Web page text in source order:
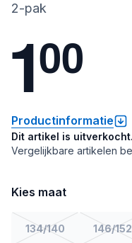
2-pak
100
Productinformatie
Dit artikel is uitverkocht.
Vergelijkbare artikelen
Kies maat
134/140 146/152